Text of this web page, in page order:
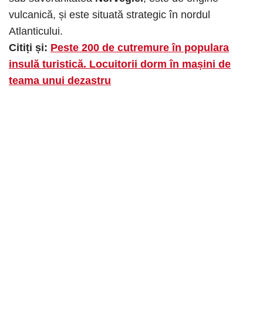
vulcanică, și este situată strategic în nordul
Atlanticului.
Citiți și: Peste 200 de cutremure în populara
insulă turistică. Locuitorii dorm în mașini de
teama unui dezastru